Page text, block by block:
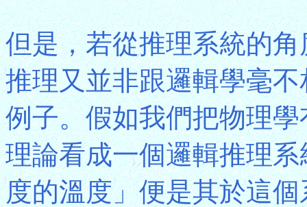
但是，若從推理系統的
推理又並非跟邏輯學毫
例子。假如我們把物理
理論看成一個邏輯推理
度的溫度」便是其於這